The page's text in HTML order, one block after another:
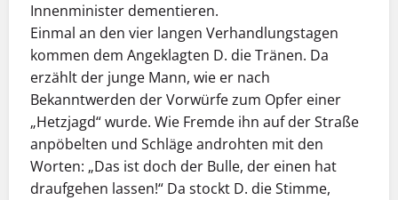
Innenminister dementieren.
Einmal an den vier langen Verhandlungstagen
kommen dem Angeklagten D. die Tränen. Da
erzählt der junge Mann, wie er nach
Bekanntwerden der Vorwürfe zum Opfer einer
„Hetzjagd“ wurde. Wie Fremde ihn auf der Straße
anpöbelten und Schläge androhten mit den
Worten: „Das ist doch der Bulle, der einen hat
draufgehen lassen!“ Da stockt D. die Stimme,